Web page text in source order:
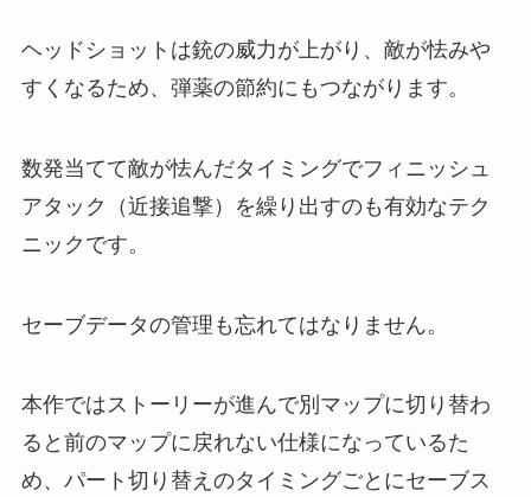
ヘッドショットは銃の威力が上がり、敵が怯みや
すくなるため、弾薬の節約にもつながります。
数発当てて敵が怯んだタイミングでフィニッシュ
アタック（近接追撃）を繰り出すのも有効なテク
ニックです。
セーブデータの管理も忘れてはなりません。
本作ではストーリーが進んで別マップに切り替わ
ると前のマップに戻れない仕様になっているた
め、パート切り替えのタイミングごとにセーブス